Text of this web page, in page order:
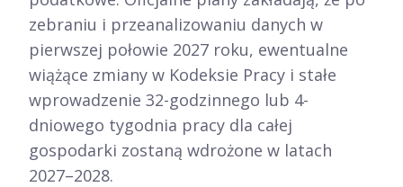
zebraniu i przeanalizowaniu danych w
pierwszej połowie 2027 roku, ewentualne
wiążące zmiany w Kodeksie Pracy i stałe
wprowadzenie 32-godzinnego lub 4-
dniowego tygodnia pracy dla całej
gospodarki zostaną wdrożone w latach
2027–2028.